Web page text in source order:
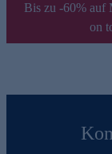
Bis zu -60% auf
on